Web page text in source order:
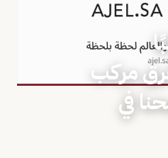
مركب
في